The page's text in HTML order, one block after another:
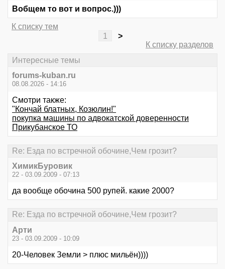
Вобщем то вот и вопрос.)))
К списку тем
1
>
К списку разделов
Интересные темы
forums-kuban.ru
08.08.2026 - 14:16
Смотри также:
"Кончай блатных, Козюлин!"
покупка машины по адвокатской доверенности
Прикубанское ТО
Re: Езда по встречной обочине,Чем грозит?
ХимикБуровик
22 - 03.09.2009 - 07:13
да вообще обочина 500 рупей. какие 2000?
Re: Езда по встречной обочине,Чем грозит?
Арти
23 - 03.09.2009 - 10:09
20-Человек Земли > плюс мильён))))